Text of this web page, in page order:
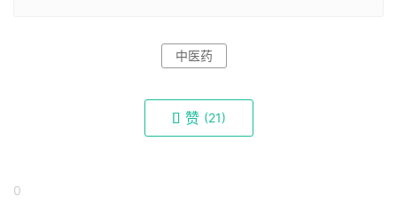
中医药
赞 (21)
0